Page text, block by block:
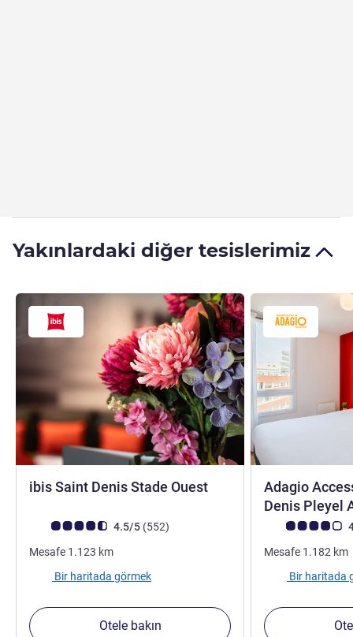
Yakınlardaki diğer tesislerimiz
ibis Saint Denis Stade Ouest3 yıldız
Avis müşterileri puanı (ALL Puanlama)
4.5/5 (552görüş
)
Mesafe 1.123 km
Bir haritada görmek
Otele bakın
Adagio
Denis Pleyel
Avis müşterileri
Mesafe 1.182 km
Bir haritada